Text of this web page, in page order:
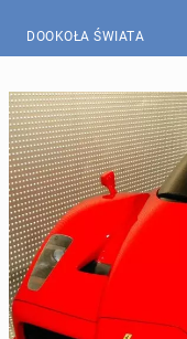
DOOKOŁA ŚWIATA